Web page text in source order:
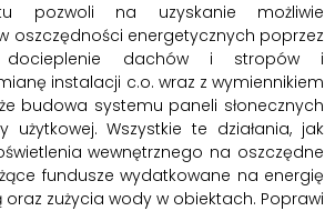
pozwoli na uzyskanie możliwie
oszczędności energetycznych poprzez
docieplenie dachów i stropów i
instalacji c.o. wraz z wymiennikiem
budowa systemu paneli słonecznych
Wszystkie te działania, jak
wewnętrznego na oszczędne
fundusze wydatkowane na energię
oraz zużycia wody w obiektach. Poprawi